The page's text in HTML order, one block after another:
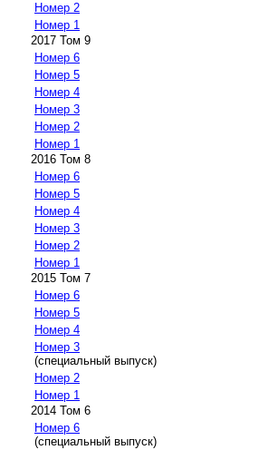
Номер 2
Номер 1
2017 Том 9
Номер 6
Номер 5
Номер 4
Номер 3
Номер 2
Номер 1
2016 Том 8
Номер 6
Номер 5
Номер 4
Номер 3
Номер 2
Номер 1
2015 Том 7
Номер 6
Номер 5
Номер 4
Номер 3
(специальный выпуск)
Номер 2
Номер 1
2014 Том 6
Номер 6
(специальный выпуск)